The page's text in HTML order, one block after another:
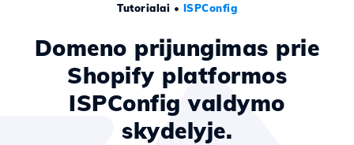
Tutorialai • ISPConfig
Domeno prijungimas prie
Shopify platformos
ISPConfig valdymo
skydelyje.